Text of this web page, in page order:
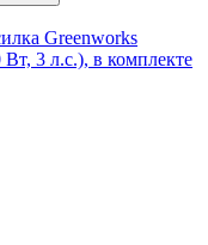
Greenworks
3 л.с.), в комплекте